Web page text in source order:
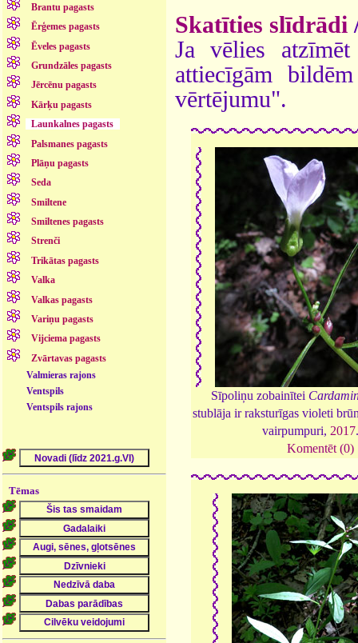
Brantu pagasts
Ērģemes pagasts
Ēveles pagasts
Grundzāles pagasts
Jērcēnu pagasts
Kārķu pagasts
Launkalnes pagasts
Palsmanes pagasts
Plāņu pagasts
Seda
Smiltene
Smiltenes pagasts
Strenči
Trikātas pagasts
Valka
Valkas pagasts
Variņu pagasts
Vijciema pagasts
Zvārtavas pagasts
Valmieras rajons
Ventspils
Ventspils rajons
Tēmas
Skatīties slīdrādi
Ja vēlies
attiecīgām
vērtējumu".
Sīpoliņu zobainītei
stublāja ir raksturīgas violeti
vairpumpuri, 2017
Komentēt (0)